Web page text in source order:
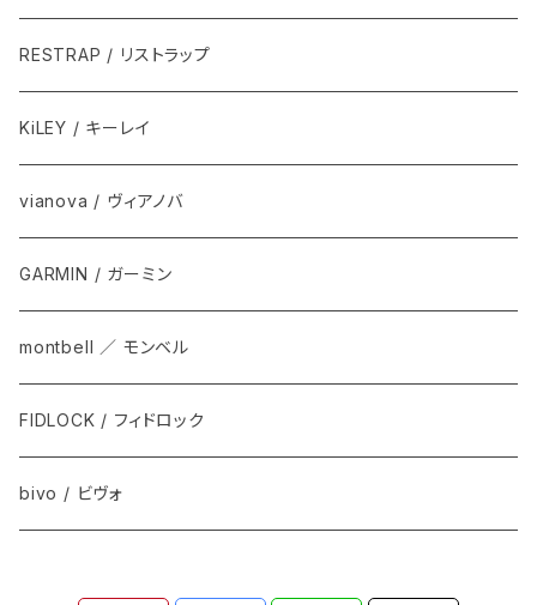
RESTRAP / リストラップ
KiLEY / キーレイ
vianova / ヴィアノバ
GARMIN / ガーミン
montbell ／ モンベル
FIDLOCK / フィドロック
bivo / ビヴォ